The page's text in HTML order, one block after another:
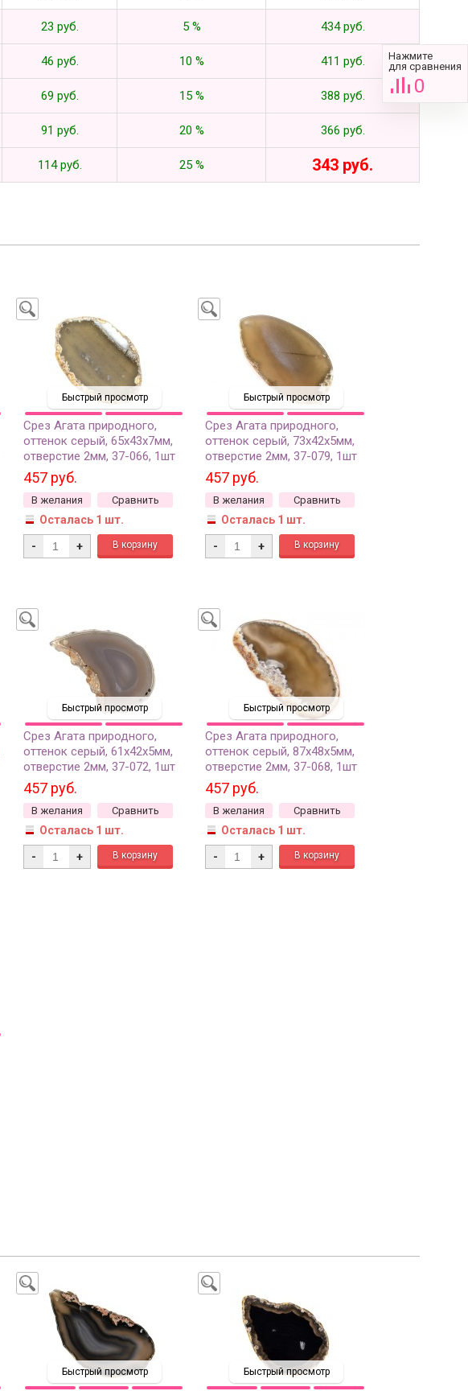
23 руб. 5 % 434 руб.
46 руб. 10 % 411 руб.
69 руб. 15 % 388 руб.
91 руб. 20 % 366 руб.
114 руб. 25 % 343 руб.
Быстрый просмотр
Срез Агата природного,
оттенок серый, 65х43х7мм,
отверстие 2мм, 37-066, 1шт
457 руб.
В желания Сравнить
Осталась 1 шт.
- +
Быстрый просмотр
Срез Агата природного,
оттенок серый, 73х42х5мм,
отверстие 2мм, 37-079, 1шт
457 руб.
В желания Сравнить
Осталась 1 шт.
- +
Быстрый просмотр
Срез Агата природного,
оттенок серый, 61х42х5мм,
отверстие 2мм, 37-072, 1шт
457 руб.
В желания Сравнить
Осталась 1 шт.
- +
Быстрый просмотр
Срез Агата природного,
оттенок серый, 87х48х5мм,
отверстие 2мм, 37-068, 1шт
457 руб.
В желания Сравнить
Осталась 1 шт.
- +
Быстрый просмотр Быстрый просмотр
Нажмите
для сравнения
0